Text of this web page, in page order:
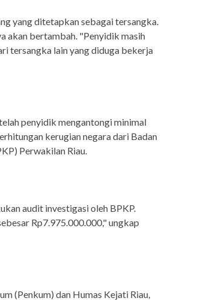
yang ditetapkan sebagai tersangka.
akan bertambah. "Penyidik masih
tersangka lain yang diduga bekerja
penyidik mengantongi minimal
kerugian negara dari Badan
Perwakilan Riau.
audit investigasi oleh BPKP.
Rp7.975.000.000," ungkap
(Penkum) dan Humas Kejati Riau,